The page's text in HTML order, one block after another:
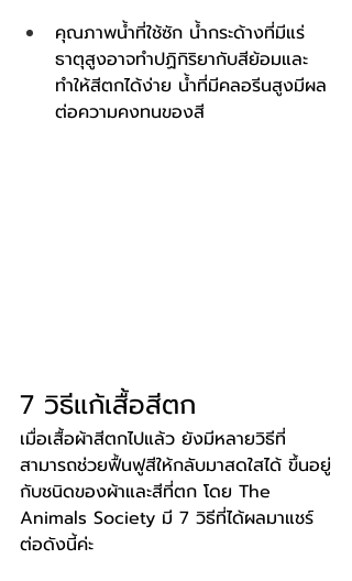
คุณภาพน้ำที่ใช้ซัก น้ำกระด้างที่มีแร่
ธาตุสูงอาจทำปฏิกิริยากับสีย้อมและ
ทำให้สีตกได้ง่าย น้ำที่มีคลอรีนสูงมีผล
ต่อความคงทนของสี
7 วิธีแก้เสื้อสีตก
เมื่อเสื้อผ้าสีตกไปแล้ว ยังมีหลายวิธีที่
สามารถช่วยฟื้นฟูสีให้กลับมาสดใสได้ ขึ้นอยู่
กับชนิดของผ้าและสีที่ตก โดย The
Animals Society มี 7 วิธีที่ได้ผลมาแชร์
ต่อดังนี้ค่ะ